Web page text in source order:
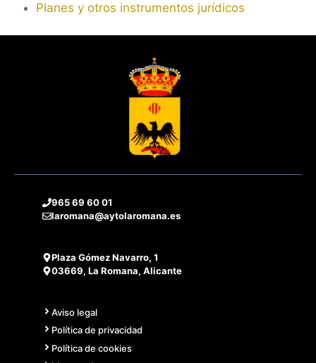
Planes y otros instrumentos jurídicos
965 69 60 01
laromana@aytolaromana.es
Plaza Gómez Navarro, 1
03669, La Romana, Alicante
Aviso legal
Política de privacidad
Política de cookies